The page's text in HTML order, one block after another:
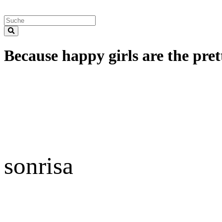
Because happy girls are the
sonrisa